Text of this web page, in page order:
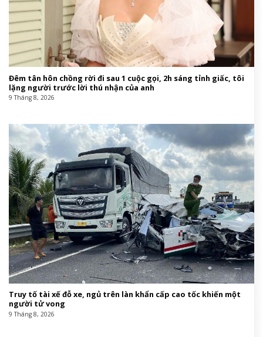
Đêm tân hôn chồng rời đi sau 1 cuộc gọi, 2h sáng tỉnh giấc, tôi
lặng người trước lời thú nhận của anh
9 Tháng 8, 2026
Truy tố tài xế đỗ xe, ngủ trên làn khẩn cấp cao tốc khiến một
người tử vong
9 Tháng 8, 2026